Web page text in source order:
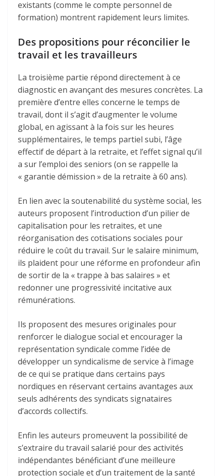
existants (comme le compte personnel de
formation) montrent rapidement leurs limites.
Des propositions pour réconcilier le
travail et les travailleurs
La troisième partie répond directement à ce
diagnostic en avançant des mesures concrètes. La
première d’entre elles concerne le temps de
travail, dont il s’agit d’augmenter le volume
global, en agissant à la fois sur les heures
supplémentaires, le temps partiel subi, l’âge
effectif de départ à la retraite, et l’effet signal qu’il
a sur l’emploi des seniors (on se rappelle la
« garantie démission » de la retraite à 60 ans).
En lien avec la soutenabilité du système social, les
auteurs proposent l’introduction d’un pilier de
capitalisation pour les retraites, et une
réorganisation des cotisations sociales pour
réduire le coût du travail. Sur le salaire minimum,
ils plaident pour une réforme en profondeur afin
de sortir de la « trappe à bas salaires » et
redonner une progressivité incitative aux
rémunérations.
Ils proposent des mesures originales pour
renforcer le dialogue social et encourager la
représentation syndicale comme l’idée de
développer un syndicalisme de service à l’image
de ce qui se pratique dans certains pays
nordiques en réservant certains avantages aux
seuls adhérents des syndicats signataires
d’accords collectifs.
Enfin les auteurs promeuvent la possibilité de
s’extraire du travail salarié pour des activités
indépendantes bénéficiant d’une meilleure
protection sociale et d’un traitement de la santé